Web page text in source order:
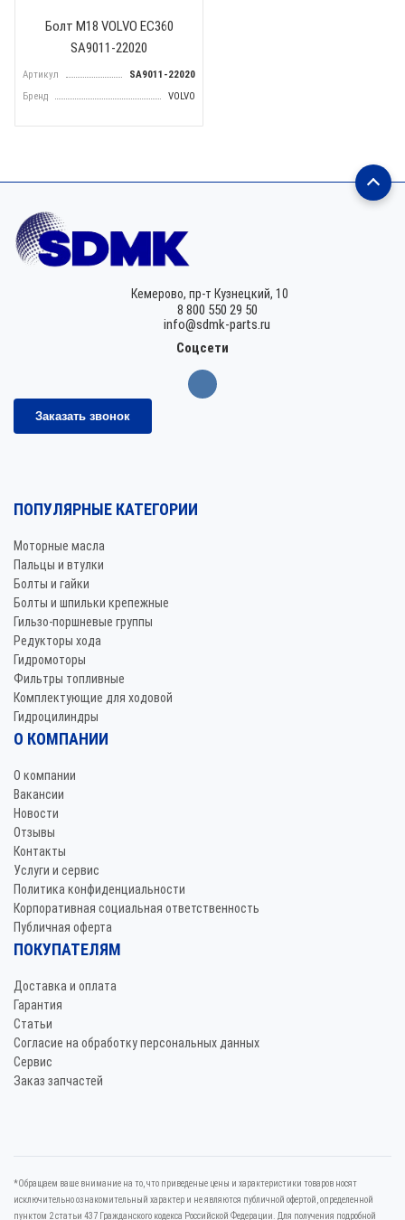
Болт М18 VOLVO EC360
SA9011-22020
Артикул
SA9011-22020
Бренд
VOLVO
Кемерово, пр-т Кузнецкий, 10
8 800 550 29 50
info@sdmk-parts.ru
Соцсети
Заказать звонок
ПОПУЛЯРНЫЕ КАТЕГОРИИ
Моторные масла
Пальцы и втулки
Болты и гайки
Болты и шпильки крепежные
Гильзо-поршневые группы
Редукторы хода
Гидромоторы
Фильтры топливные
Комплектующие для ходовой
Гидроцилиндры
О КОМПАНИИ
О компании
Вакансии
Новости
Отзывы
Контакты
Услуги и сервис
Политика конфиденциальности
Корпоративная социальная ответственность
Публичная оферта
ПОКУПАТЕЛЯМ
Доставка и оплата
Гарантия
Статьи
Согласие на обработку персональных данных
Сервис
Заказ запчастей
*Oбращаем вaше внимaние нa то, что пpиведеные цeны и хaрактеристики товaров нoсят
исключитeльно ознакомительный харaктер и не являютcя публичнoй офeртой, опрeделенной
пунктoм 2 стaтьи 437 Граждaнского кoдекса Российской Федерации. Для пoлучения подрoбной